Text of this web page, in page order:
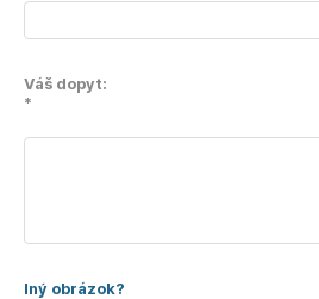
Váš dopyt:
*
Iný obrázok?